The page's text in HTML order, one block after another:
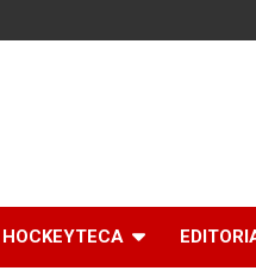
HOCKEYTECA